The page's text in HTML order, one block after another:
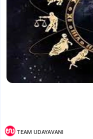
TEAM UDAYAVANI